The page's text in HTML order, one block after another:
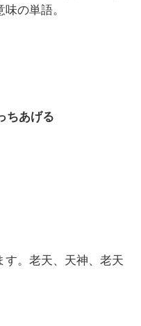
の単語。
ちあげる
す。老天、天神、老天